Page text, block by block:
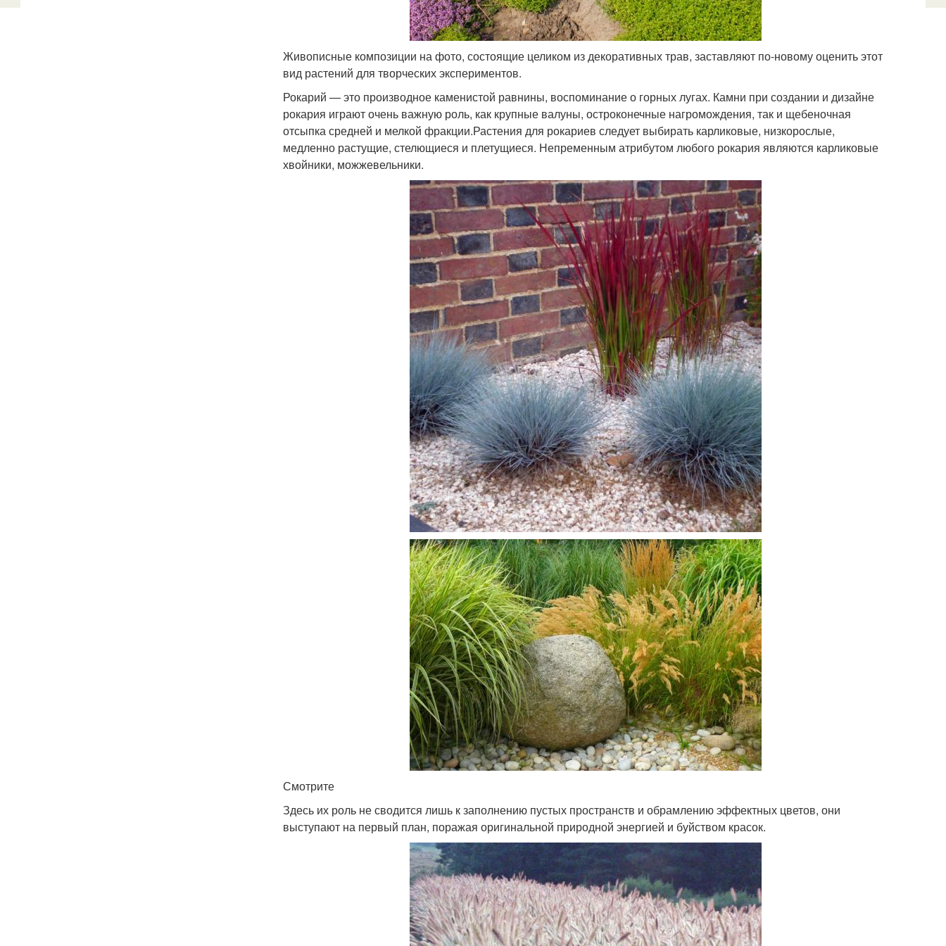
Живописные композиции на фото, состоящие целиком из декоративных трав, заставляют по-новому оценить этот
вид растений для творческих экспериментов.
Рокарий — это производное каменистой равнины, воспоминание о горных лугах. Камни при создании и дизайне
рокария играют очень важную роль, как крупные валуны, остроконечные нагромождения, так и щебеночная
отсыпка средней и мелкой фракции.Растения для рокариев следует выбирать карликовые, низкорослые,
медленно растущие, стелющиеся и плетущиеся. Непременным атрибутом любого рокария являются карликовые
хвойники, можжевельники.
Смотрите
Здесь их роль не сводится лишь к заполнению пустых пространств и обрамлению эффектных цветов, они
выступают на первый план, поражая оригинальной природной энергией и буйством красок.